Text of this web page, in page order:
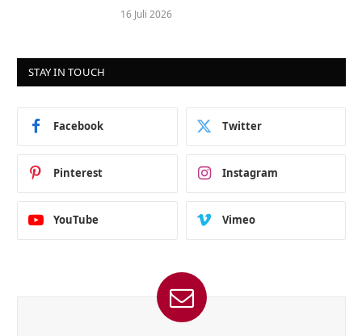
16 Juli 2026
STAY IN TOUCH
Facebook Twitter
Pinterest Instagram
YouTube Vimeo